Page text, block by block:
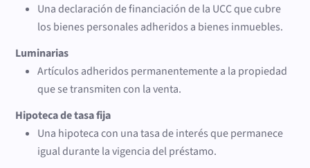
Una declaración de financiación de la UCC que cubre
los bienes personales adheridos a bienes inmuebles.
Luminarias
Artículos adheridos permanentemente a la propiedad
que se transmiten con la venta.
Hipoteca de tasa fija
Una hipoteca con una tasa de interés que permanece
igual durante la vigencia del préstamo.